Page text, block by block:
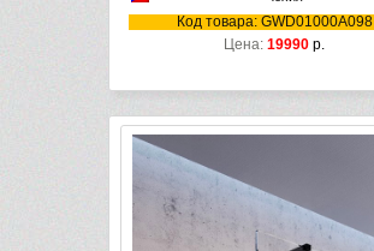
Код товара: GWD01000A098
Цена: 19990 р.